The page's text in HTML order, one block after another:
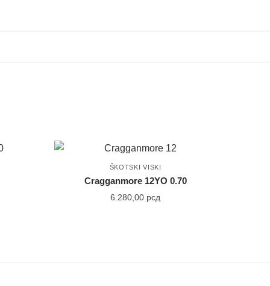
ŠKOTSKI VISKI
Cragganmore 12YO 0.70
6.280,00 рсд